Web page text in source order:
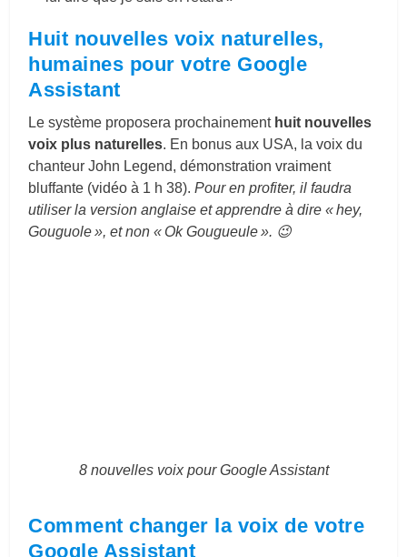
Huit nouvelles voix naturelles,
humaines pour votre Google
Assistant
Le système proposera prochainement huit nouvelles
voix plus naturelles. En bonus aux USA, la voix du
chanteur John Legend, démonstration vraiment
bluffante (vidéo à 1 h 38).Pour en profiter, il faudra
utiliser la version anglaise et apprendre à dire « hey,
Gouguole », et non « Ok Gougueule ». 😉
8 nouvelles voix pour Google Assistant
Comment changer la voix de votre
Google Assistant